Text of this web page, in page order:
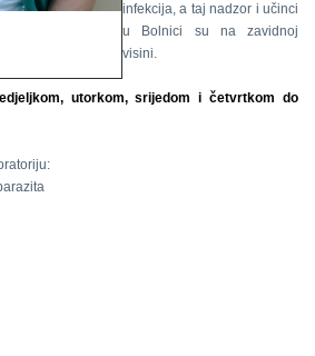
infekcija, a taj nadzor i učinci
u Bolnici su na zavidnoj
visini.
utorkom, srijedom i četvrtkom do